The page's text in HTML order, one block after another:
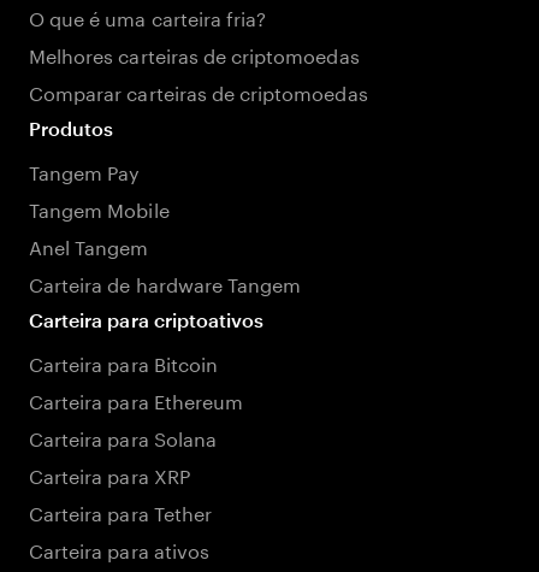
O que é uma carteira fria?
Melhores carteiras de criptomoedas
Comparar carteiras de criptomoedas
Produtos
Tangem Pay
Tangem Mobile
Anel Tangem
Carteira de hardware Tangem
Carteira para criptoativos
Carteira para Bitcoin
Carteira para Ethereum
Carteira para Solana
Carteira para XRP
Carteira para Tether
Carteira para ativos